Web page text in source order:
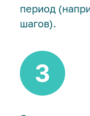
период
шагов).